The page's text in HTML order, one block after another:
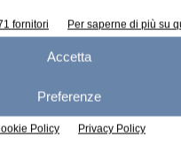
fornitori Per saperne di più su
Accetta
Preferenze
Policy Privacy Policy